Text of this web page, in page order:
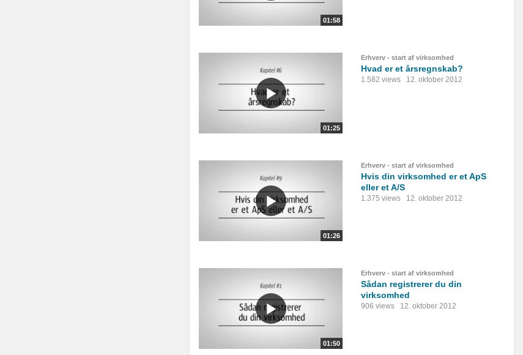
01:58
01:25
Erhverv - start af virksomhed
Hvad er et årsregnskab?
1.582 views 12. oktober 2012
01:26
Erhverv - start af virksomhed
Hvis din virksomhed er et ApS
eller et A/S
1.375 views 12. oktober 2012
01:50
Erhverv - start af virksomhed
Sådan registrerer du din
virksomhed
906 views 12. oktober 2012